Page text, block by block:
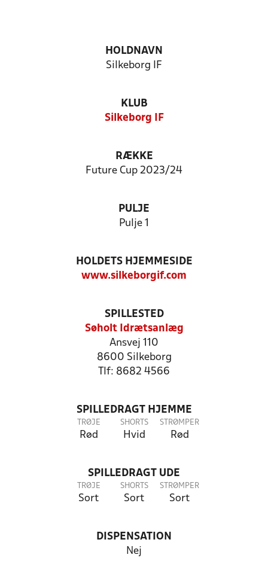
HOLDNAVN
Silkeborg IF
KLUB
Silkeborg IF
RÆKKE
Future Cup 2023/24
PULJE
Pulje 1
HOLDETS HJEMMESIDE
www.silkeborgif.com
SPILLESTED
Søholt Idrætsanlæg
Ansvej 110
8600 Silkeborg
Tlf: 8682 4566
SPILLEDRAGT HJEMME
TRØJE
Rød
SHORTS
Hvid
STRØMPER
Rød
SPILLEDRAGT UDE
TRØJE
Sort
SHORTS
Sort
STRØMPER
Sort
DISPENSATION
Nej